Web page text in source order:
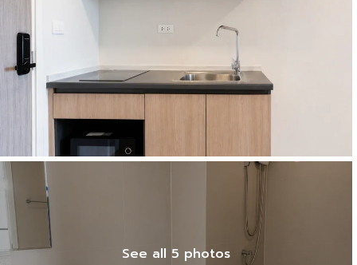
See all 5 photos